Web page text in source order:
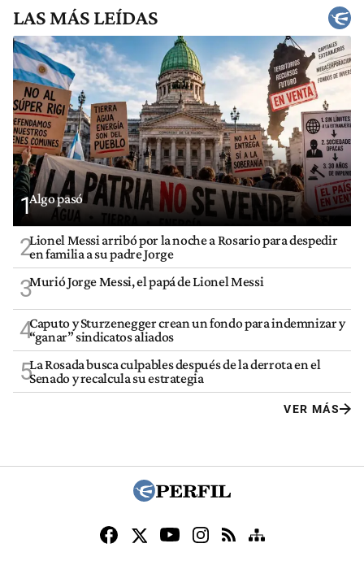
LAS MÁS LEÍDAS
1Algo pasó
2Lionel Messi arribó por la noche a Rosario para despedir
en familia a su padre Jorge
3Murió Jorge Messi, el papá de Lionel Messi
4Caputo y Sturzenegger crean un fondo para indemnizar y
“ganar” sindicatos aliados
5La Rosada busca culpables después de la derrota en el
Senado y recalcula su estrategia
VER MÁS